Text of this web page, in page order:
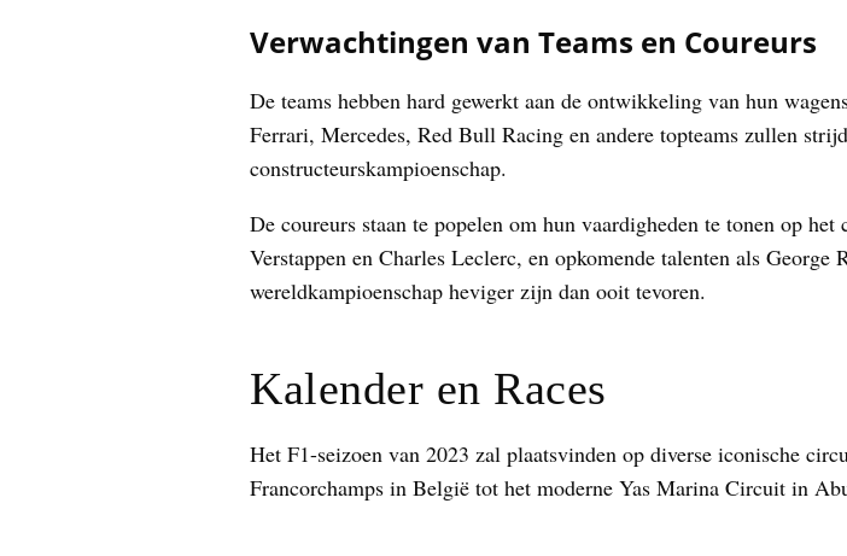
Verwachtingen van Teams en Coureurs
De teams hebben hard gewerkt aan de ontwikkeling van hun
Ferrari, Mercedes, Red Bull Racing en andere topteams zullen
constructeurskampioenschap.
De coureurs staan te popelen om hun vaardigheden te tonen op
Verstappen en Charles Leclerc, en opkomende talenten als
wereldkampioenschap heviger zijn dan ooit tevoren.
Kalender en Races
Het F1-seizoen van 2023 zal plaatsvinden op diverse iconische
Francorchamps in België tot het moderne Yas Marina Circuit in